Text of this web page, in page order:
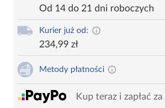
Od 14 do 21 dni roboczych
Kurier już od:
234,99 zł
Metody płatności
Kup teraz i zapłać